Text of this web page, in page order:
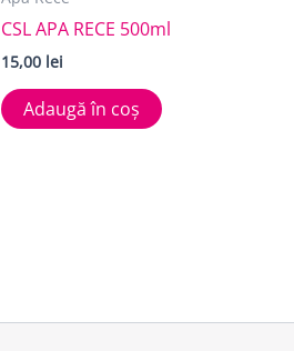
CSL APA RECE 500ml
15,00 lei
Adaugă în coș